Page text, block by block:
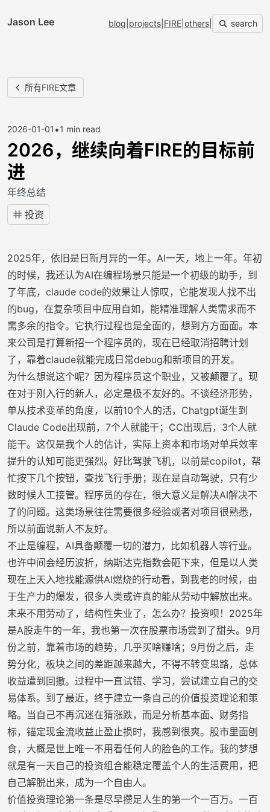
Jason Lee blog projects FIRE others search
所有FIRE文章
2026-01-01 •1 min read
2026，继续向着FIRE的目标前
进
年终总结
投资
2025年，依旧是日新月异的一年。AI一天，地上一年。年初
的时候，我还认为AI在编程场景只能是一个初级的助手，到
了年底，claude code的效果让人惊叹，它能发现人找不出
的bug，在复杂项目中应用自如，能精准理解人类需求而不
需多余的指令。它执行过程也是全面的，想到方方面面。本
来公司是打算新招一个程序员的，现在已经取消招聘计划
了，靠着claude就能完成日常debug和新项目的开发。
为什么想说这个呢？因为程序员这个职业，又被颠覆了。现
在对于刚入行的新人，必定是极不友好的。不谈经济形势，
单从技术变革的角度，以前10个人的活，Chatgpt诞生到
Claude Code出现前，7个人就能干；CC出现后，3个人就
能干。这仅是我个人的估计，实际上资本和市场对单兵效率
提升的认知可能更强烈。好比驾驶飞机，以前是copilot，帮
忙按下几个按钮，查找飞行手册；现在是自动驾驶，只有少
数时候人工接管。程序员的存在，很大意义是解决AI解决不
了的问题。这类场景往往需要很多经验或者对项目很熟悉，
所以前面说新人不友好。
不止是编程，AI具备颠覆一切的潜力，比如机器人等行业。
也许中间会经历波折，纳斯达克指数会砸下来，但是以人类
现在上天入地找能源供AI燃烧的行动看，到我老的时候，由
于生产力的爆发，很多人类或许真的能从劳动中解放出来。
未来不用劳动了，结构性失业了，怎么办？投资呗！2025年
是A股走牛的一年，我也第一次在股票市场尝到了甜头。9月
份之前，靠着市场的趋势，几乎买啥赚啥；9月份之后，走
势分化，板块之间的差距越来越大，不得不转变思路，总体
收益遭到回撤。过程中一直试错、学习，尝试建立自己的交
易体系。到了最近，终于建立一条自己的价值投资理论和策
略。当自己不再沉迷在猜涨跌，而是分析基本面、财务指
标，锚定现金流收益止盈止损时，我感到很爽。股市里面刨
食，大概是世上唯一不用看任何人的脸色的工作。我的梦想
就是有一天自己的投资组合能稳定覆盖个人的生活费用，把
自己解脱出来，成为一个自由人。
价值投资理论第一条是尽早攒足人生的第一个一百万。一百